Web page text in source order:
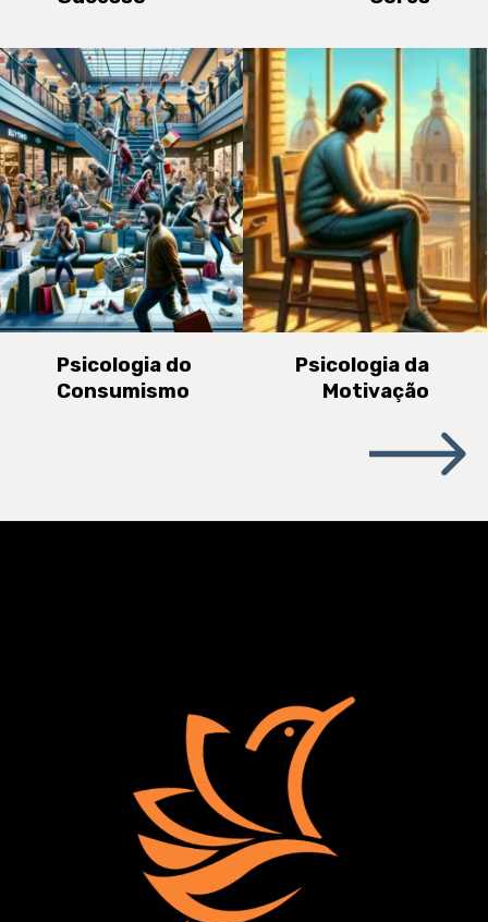
Psicologia do
Consumismo
Psicologia da
Motivação